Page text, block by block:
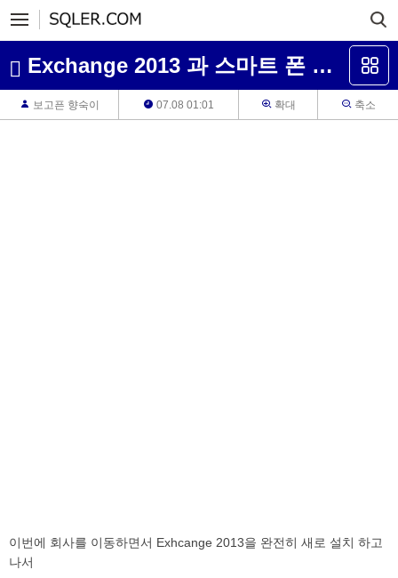
Exchange 2013 과 스마트 폰 연동
보고픈 향숙이 07.08 01:01 확대 축소
이번에 회사를 이동하면서 Exhcange 2013을 완전히 새로 설치 하고
나서